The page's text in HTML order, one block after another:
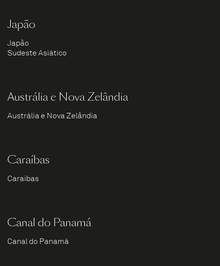
Japão
Japão
Sudeste Asiático
Austrália e Nova Zelândia
Austrália e Nova Zelândia
Caraíbas
Caraíbas
Canal do Panamá
Canal do Panamá